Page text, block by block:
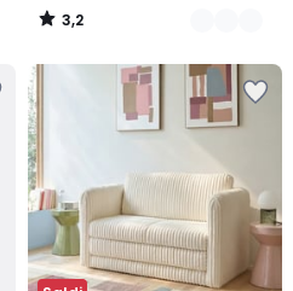
3,2
/